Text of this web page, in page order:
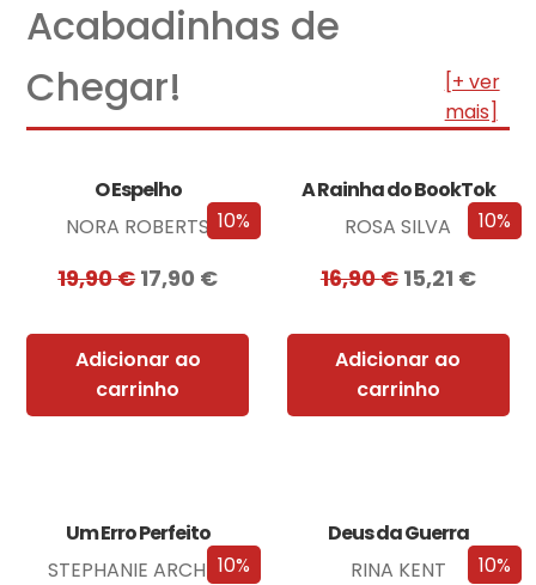
Acabadinhas de
Chegar!
[+ ver
mais]
10%
O Espelho
NORA ROBERTS
19,90€17,90 €
Adicionar ao
carrinho
10%
A Rainha do BookTok
ROSA SILVA
16,90€ 15,21 €
Adicionar ao
carrinho
10%
Um Erro Perfeito
STEPHANIE ARCHER
10%
Deus da Guerra
RINA KENT